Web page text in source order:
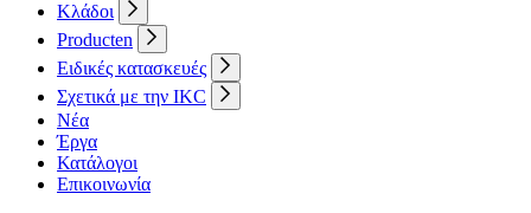
Κλάδοι
Producten
Ειδικές κατασκευές
Σχετικά με την IKC
Νέα
Έργα
Κατάλογοι
Επικοινωνία